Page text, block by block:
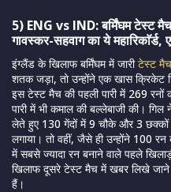
5) ENG vs IND: बर्मिंघम टेस्ट
गावस्कर-सहवाग का ये महारिकाॅर्ड,
इंग्लैंड के खिलाफ बर्मिंघम में जारीटेस्ट मैच
शतक जड़ा, तो उन्होंने एक खास क्रिकेट
इस टेस्ट मैच की पहली पारी में 269 रनों
पारी में भी कमाल की बल्लेबाजी की।
लेते हुए 130 गेंदों में 9 चौके और 3
लगाया। तो वहीं, जैसे ही उन्होंने 100
में सबसे ज्यादा रन बनाने वाले पहले
खिलाफ दूसरे टेस्ट मैच में खबर लिखे जाने
हैं।